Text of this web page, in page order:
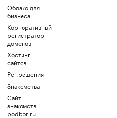
Облако для
бизнеса
Корпоративный
регистратор
доменов
Хостинг
сайтов
Рег.решения
Знакомства
Сайт
знакомств
podbor.ru